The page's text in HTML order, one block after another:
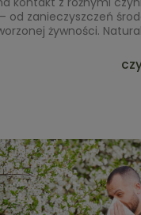
od zanieczyszczeń
żywności.
produktów
substancji, które